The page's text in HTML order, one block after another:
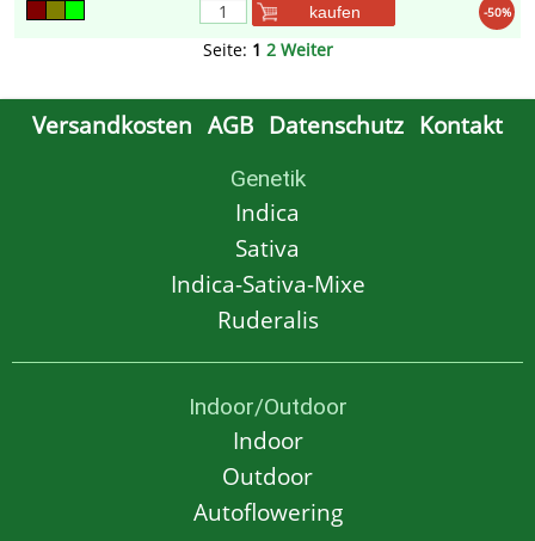
-50%
kaufen
Seite: 1 2 Weiter
Versandkosten AGB Datenschutz Kontakt
Genetik
Indica
Sativa
Indica-Sativa-Mixe
Ruderalis
Indoor/Outdoor
Indoor
Outdoor
Autoflowering